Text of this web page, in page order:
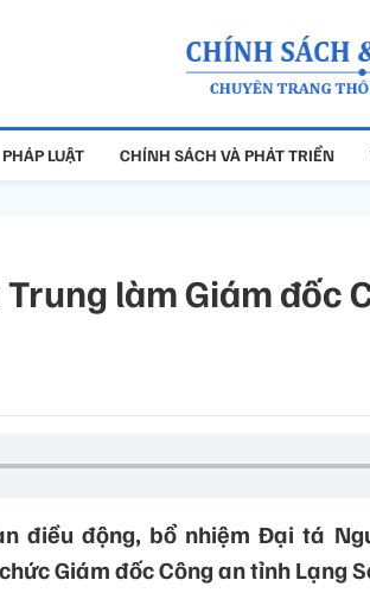
PHÁP LUẬT CHÍNH SÁCH VÀ PHÁT TRIỂN
làm Giám đốc
điều động, bổ nhiệm Đại tá
Giám đốc Công an tỉnh Lạng